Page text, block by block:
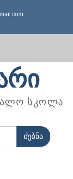
სკოლა